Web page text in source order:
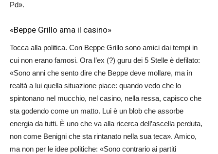
Pd».
«Beppe Grillo ama il casino»
Tocca alla politica. Con Beppe Grillo sono amici dai tempi in
cui non erano famosi. Ora l’ex (?) guru dei 5 Stelle è defilato:
«Sono anni che sento dire che Beppe deve mollare, ma in
realtà a lui quella situazione piace: quando vedo che lo
spintonano nel mucchio, nel casino, nella ressa, capisco che
sta godendo come un matto. Lui è un blob che assorbe
energia da tutti. È uno che va alla ricerca dell’ascella perduta,
non come Benigni che sta rintanato nella sua teca». Amico,
ma non per le idee politiche: «Sono contrario ai partiti